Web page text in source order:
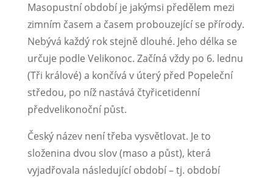
Masopustní období je jakýmsi předělem mezi
zimním časem a časem probouzející se přírody.
Nebývá každý rok stejně dlouhé. Jeho délka se
určuje podle Velikonoc. Začíná vždy po 6. lednu
(Tři králové) a končívá v úterý před Popeleční
středou, po níž nastává čtyřicetidenní
předvelikonoční půst.
Český název není třeba vysvětlovat. Je to
složenina dvou slov (maso a půst), která
vyjadřovala následující období – tj. období